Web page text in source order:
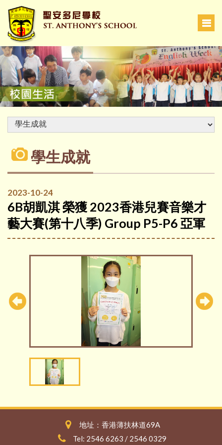
學生成就
2023-10-24
6B胡凱淇 榮獲 2023香港兒賽音樂才
藝大賽(第十八季) Group P5-P6 亞軍
地址：香港薄扶林道69A
Tel: 2546 6263 / 2546 0329